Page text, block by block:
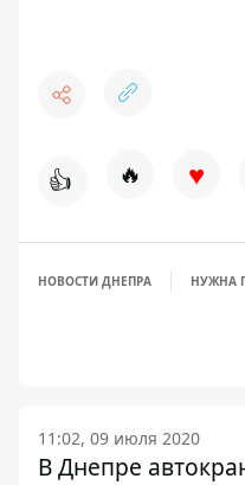
👍 🔥 ♥
НОВОСТИ ДНЕПРА НУЖНА
11:02, 09 июля 2020
В Днепре